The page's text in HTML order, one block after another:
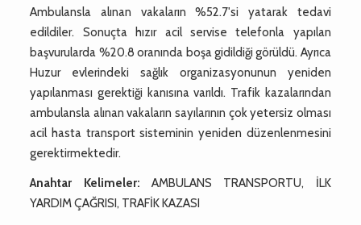
Ambulansla alınan vakaların %52.7'si yatarak tedavi
edildiler. Sonuçta hızır acil servise telefonla yapılan
başvurularda %20.8 oranında boşa gidildiği görüldü. Ayrıca
Huzur evlerindeki sağlık organizasyonunun yeniden
yapılanması gerektiği kanısına varıldı. Trafik kazalarından
ambulansla alınan vakaların sayılarının çok yetersiz olması
acil hasta transport sisteminin yeniden düzenlenmesini
gerektirmektedir.
Anahtar Kelimeler: AMBULANS TRANSPORTU, İLK
YARDIM ÇAĞRISI, TRAFİK KAZASI